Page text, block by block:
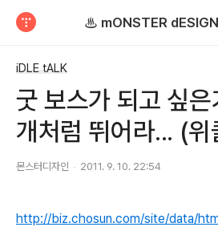
iDLE tALK
굿 보스가 되고 싶은
개처럼 뛰어라... (위
몬스터디자인 2011. 9. 10. 22:54
http://biz.chosun.com/site/data/